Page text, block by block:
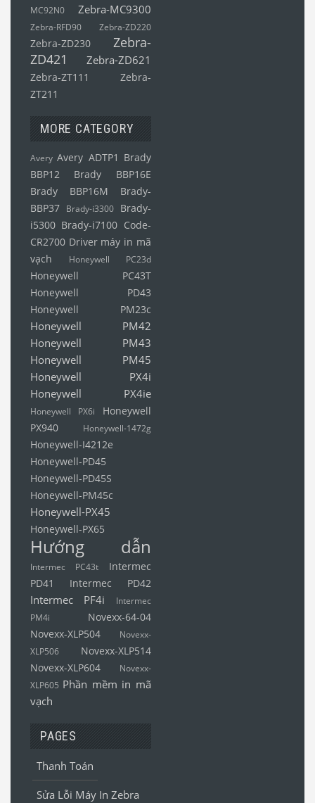
MC92N0
Zebra-MC9300
Zebra-RFD90 Zebra-ZD220
Zebra-ZD230
Zebra-
ZD421
Zebra-ZD621
Zebra-ZT111
Zebra-
ZT211
MORE CATEGORY
Avery Avery ADTP1
Brady
BBP12
Brady BBP16E
Brady BBP16M
Brady-
BBP37 Brady-i3300 Brady-
i5300 Brady-i7100 Code-
CR2700 Driver máy in mã
vạch
Honeywell PC23d
Honeywell PC43T
Honeywell PD43
Honeywell PM23c
Honeywell PM42
Honeywell PM43
Honeywell PM45
Honeywell PX4i
Honeywell PX4ie
Honeywell PX6i
Honeywell
PX940
Honeywell-1472g
Honeywell-I4212e
Honeywell-PD45
Honeywell-PD45S
Honeywell-PM45c
Honeywell-PX45
Honeywell-PX65
Hướng dẫn
Intermec PC43t
Intermec
PD41
Intermec PD42
Intermec PF4i
Intermec
PM4i
Novexx-64-04
Novexx-XLP504
Novexx-
XLP506
Novexx-XLP514
Novexx-XLP604
Novexx-
XLP605 Phần mềm in mã
vạch
PAGES
Thanh Toán
Sửa Lỗi Máy In Zebra